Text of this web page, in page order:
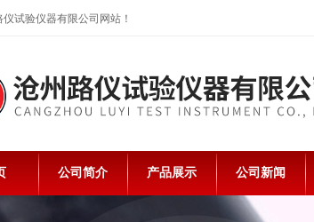
试验仪器有限公司网站！
公司简介 产品展示 公司新闻